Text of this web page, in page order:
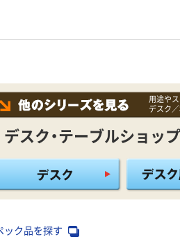
用途や
デスク
デスク・テーブルショップ
ック品を探す